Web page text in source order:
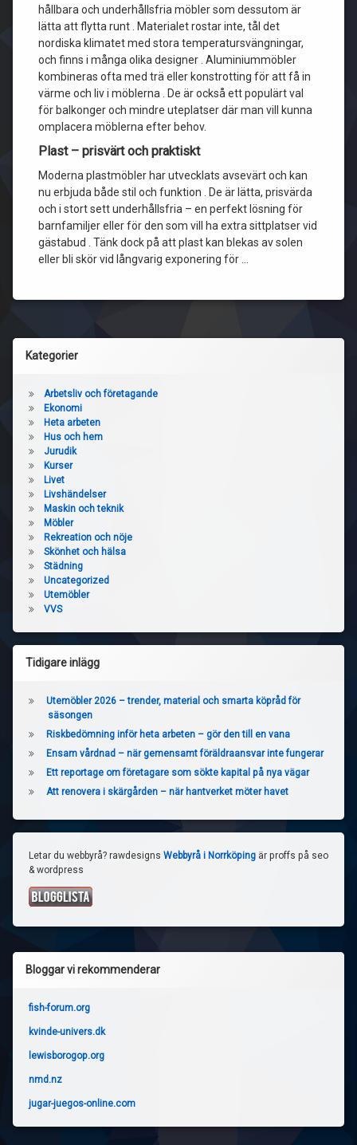
hållbara och underhållsfria möbler som dessutom är
lätta att flytta runt . Materialet rostar inte, tål det
nordiska klimatet med stora temperatursvängningar,
och finns i många olika designer . Aluminiummöbler
kombineras ofta med trä eller konstrotting för att få in
värme och liv i möblerna . De är också ett populärt val
för balkonger och mindre uteplatser där man vill kunna
omplacera möblerna efter behov.
Plast – prisvärt och praktiskt
Moderna plastmöbler har utvecklats avsevärt och kan
nu erbjuda både stil och funktion . De är lätta, prisvärda
och i stort sett underhållsfria – en perfekt lösning för
barnfamiljer eller för den som vill ha extra sittplatser vid
gästabud . Tänk dock på att plast kan blekas av solen
eller bli skör vid långvarig exponering för …
Kategorier
Arbetsliv och företagande
Ekonomi
Heta arbeten
Hus och hem
Jurudik
Kurser
Livet
Livshändelser
Maskin och teknik
Möbler
Rekreation och nöje
Skönhet och hälsa
Städning
Uncategorized
Utemöbler
VVS
Tidigare inlägg
Utemöbler 2026 – trender, material och smarta köpråd för
säsongen
Riskbedömning inför heta arbeten – gör den till en vana
Ensam vårdnad – när gemensamt föräldraansvar inte fungerar
Ett reportage om företagare som sökte kapital på nya vägar
Att renovera i skärgården – när hantverket möter havet
Letar du webbyrå? rawdesigns Webbyrå i Norrköping är proffs på seo
& wordpress
Bloggar vi rekommenderar
fish-forum.org
kvinde-univers.dk
lewisborogop.org
nmd.nz
jugar-juegos-online.com